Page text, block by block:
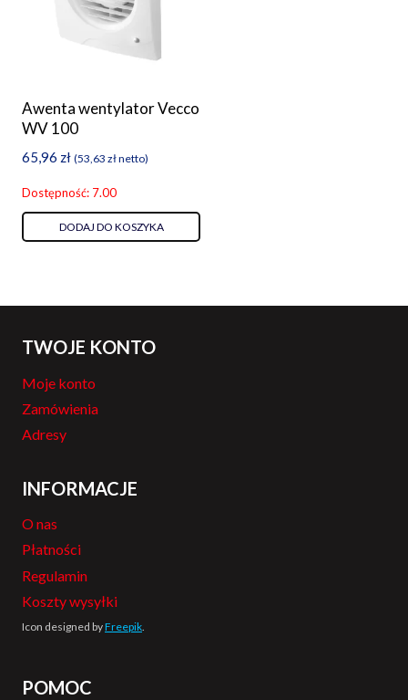
Awenta wentylator Vecco
WV 100
65,96 zł (53,63 złnetto)
Dostępność: 7.00
DODAJ DO KOSZYKA
TWOJE KONTO
Moje konto
Zamówienia
Adresy
INFORMACJE
O nas
Płatności
Regulamin
Koszty wysyłki
Icon designed byFreepik.
POMOC